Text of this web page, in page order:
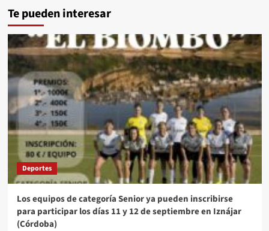
Te pueden interesar
Deportes
Los equipos de categoría Senior ya pueden inscribirse
para participar los días 11 y 12 de septiembre en Iznájar
(Córdoba)